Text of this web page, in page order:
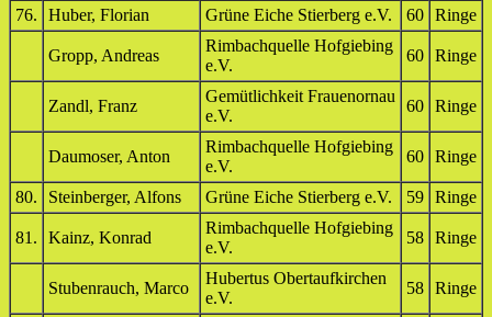
76. Huber, Florian Grüne Eiche Stierberg e.V. 60 Ringe
Gropp, Andreas
Rimbachquelle Hofgiebing
e.V.
60 Ringe
Zandl, Franz
Gemütlichkeit Frauenornau
e.V.
60 Ringe
Daumoser, Anton
Rimbachquelle Hofgiebing
e.V.
60 Ringe
80. Steinberger, Alfons Grüne Eiche Stierberg e.V. 59 Ringe
81. Kainz, Konrad
Rimbachquelle Hofgiebing
e.V.
58 Ringe
Stubenrauch, Marco
Hubertus Obertaufkirchen
e.V.
58 Ringe